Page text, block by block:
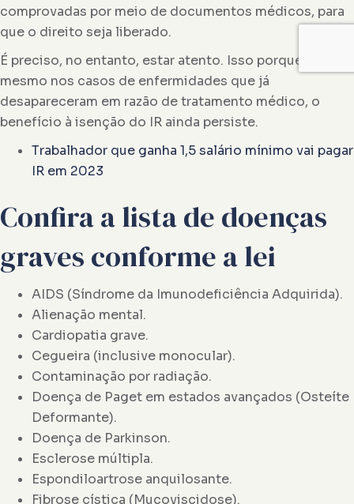
comprovadas por meio de documentos médicos, para
que o direito seja liberado.
É preciso, no entanto, estar atento. Isso porque,
mesmo nos casos de enfermidades que já
desapareceram em razão de tratamento médico, o
benefício à isenção do IR ainda persiste.
Trabalhador que ganha 1,5 salário mínimo vai pagar
IR em 2023
Confira a lista de doenças
graves conforme a lei
AIDS (Síndrome da Imunodeficiência Adquirida).
Alienação mental.
Cardiopatia grave.
Cegueira (inclusive monocular).
Contaminação por radiação.
Doença de Paget em estados avançados (Osteíte
Deformante).
Doença de Parkinson.
Esclerose múltipla.
Espondiloartrose anquilosante.
Fibrose cística (Mucoviscidose).